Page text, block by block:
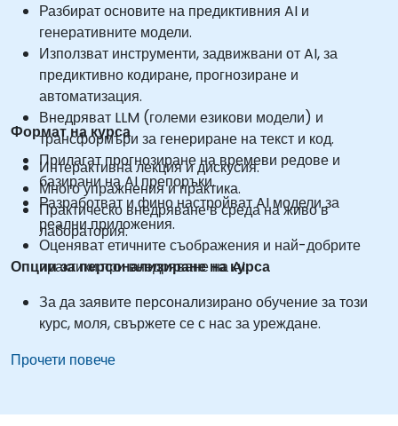
Разбират основите на предиктивния AI и
генеративните модели.
Използват инструменти, задвижвани от AI, за
предиктивно кодиране, прогнозиране и
автоматизация.
Внедряват LLM (големи езикови модели) и
трансформъри за генериране на текст и код.
Прилагат прогнозиране на времеви редове и
базирани на AI препоръки.
Разработват и фино настройват AI модели за
реални приложения.
Оценяват етичните съображения и най-добрите
практики при внедряване на AI.
Формат на курса
Интерактивна лекция и дискусия.
Много упражнения и практика.
Практическо внедряване в среда на живо в
лаборатория.
Опции за персонализиране на курса
За да заявите персонализирано обучение за този
курс, моля, свържете се с нас за уреждане.
Прочети повече